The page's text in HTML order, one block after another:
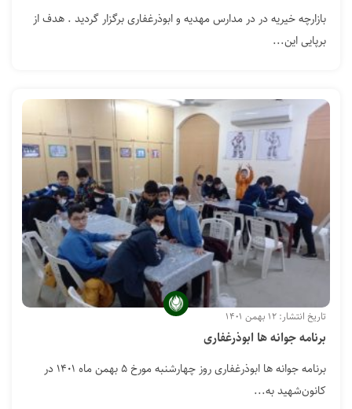
بازارچه خیریه در در مدارس مهدیه و ابوذرغفاری برگزار گردید . هدف از
برپایی این...
تاریخ انتشار: ۱۲ بهمن ۱۴۰۱
برنامه جوانه ها ابوذرغفاری
برنامه جوانه ها ابوذرغفاری روز چهارشنبه مورخ ۵ بهمن ماه ۱۴۰۱ در
کانون‌شهید به...